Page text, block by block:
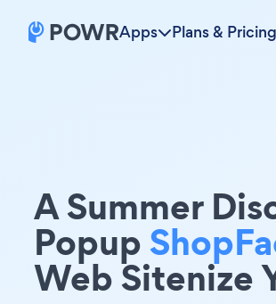
Apps Plans & Pricing
A Summer
Popup
Web Sitenize